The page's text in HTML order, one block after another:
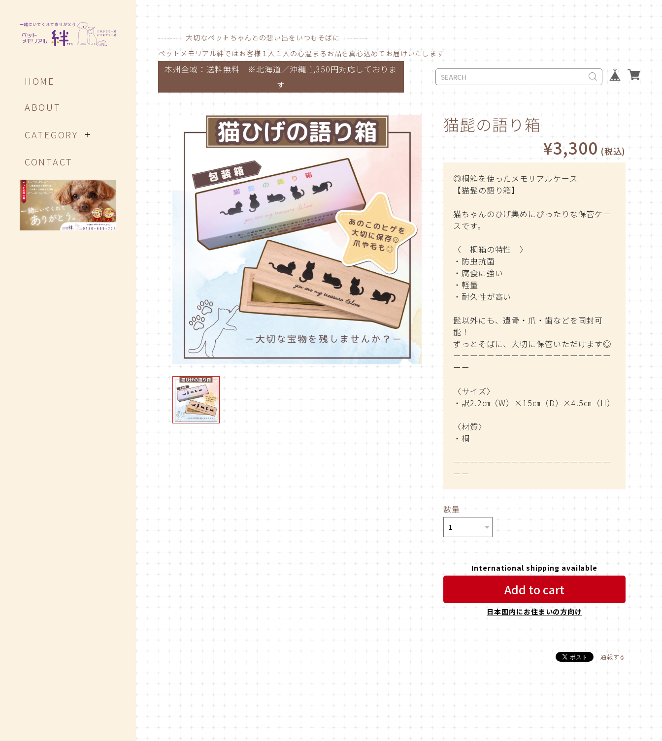
HOME
ABOUT
CATEGORY
CONTACT
------- 大切なペットちゃんとの想い出をいつもそばに -------
ペットメモリアル絆ではお客様１人１人の心温まるお品を真心込めてお届けいたします
本州全域：送料無料 ※北海道／沖縄 1,350円対応しておりま
す
猫髭の語り箱
¥3,300 (税込)
◎桐箱を使ったメモリアルケース
【猫髭の語り箱】
猫ちゃんのひげ集めにぴったりな保管ケー
スです。
〈 桐箱の特性 〉
・防虫抗菌
・腐食に強い
・軽量
・耐久性が高い
髭以外にも、遺骨・爪・歯などを同封可
能！
ずっとそばに、大切に保管いただけます◎
ーーーーーーーーーーーーーーーーーーー
ーー
〈サイズ〉
・訳2.2㎝（W）×15㎝（D）×4.5㎝（H）
〈材質〉
・桐
ーーーーーーーーーーーーーーーーーーー
ーー
数量
International shipping available
Add to cart
日本国内にお住まいの方向け
通報する